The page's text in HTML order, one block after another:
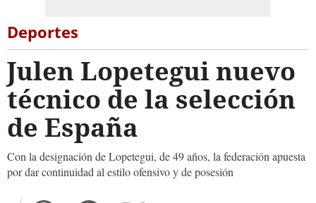
Deportes
Julen Lopetegui nuevo
técnico de la selección
de España
Con la designación de Lopetegui, de 49 años, la federación apuesta
por dar continuidad al estilo ofensivo y de posesión